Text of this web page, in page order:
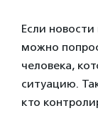
Если
можно
человека,
ситуацию.
кто